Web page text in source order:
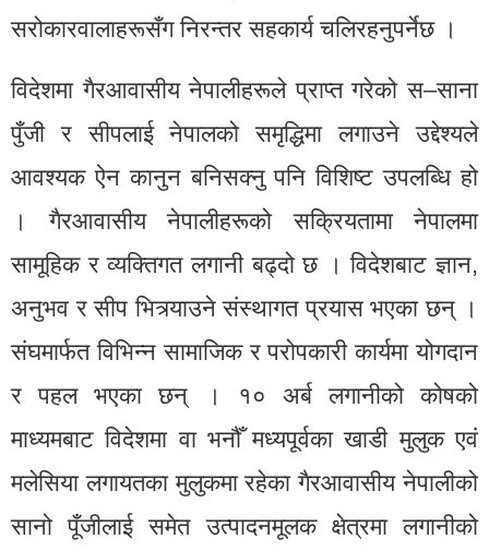
सरोकारवालाहरूसँग निरन्तर सहकार्य चलिरहनुपर्नेछ ।
विदेशमा गैरआवासीय नेपालीहरूले प्राप्त गरेको स–साना
पुँजी र सीपलाई नेपालको समृद्धिमा लगाउने उद्देश्यले
आवश्यक ऐन कानुन बनिसक्नु पनि विशिष्ट उपलब्धि हो
। गैरआवासीय नेपालीहरूको सक्रियतामा नेपालमा
सामूहिक र व्यक्तिगत लगानी बढ्दो छ । विदेशबाट ज्ञान,
अनुभव र सीप भित्र्याउने संस्थागत प्रयास भएका छन् ।
संघमार्फत विभिन्न सामाजिक र परोपकारी कार्यमा योगदान
र पहल भएका छन् । १० अर्ब लगानीको कोषको
माध्यमबाट विदेशमा वा भनौँ मध्यपूर्वका खाडी मुलुक एवं
मलेसिया लगायतका मुलुकमा रहेका गैरआवासीय नेपालीको
सानो पूँजीलाई समेत उत्पादनमूलक क्षेत्रमा लगानीको